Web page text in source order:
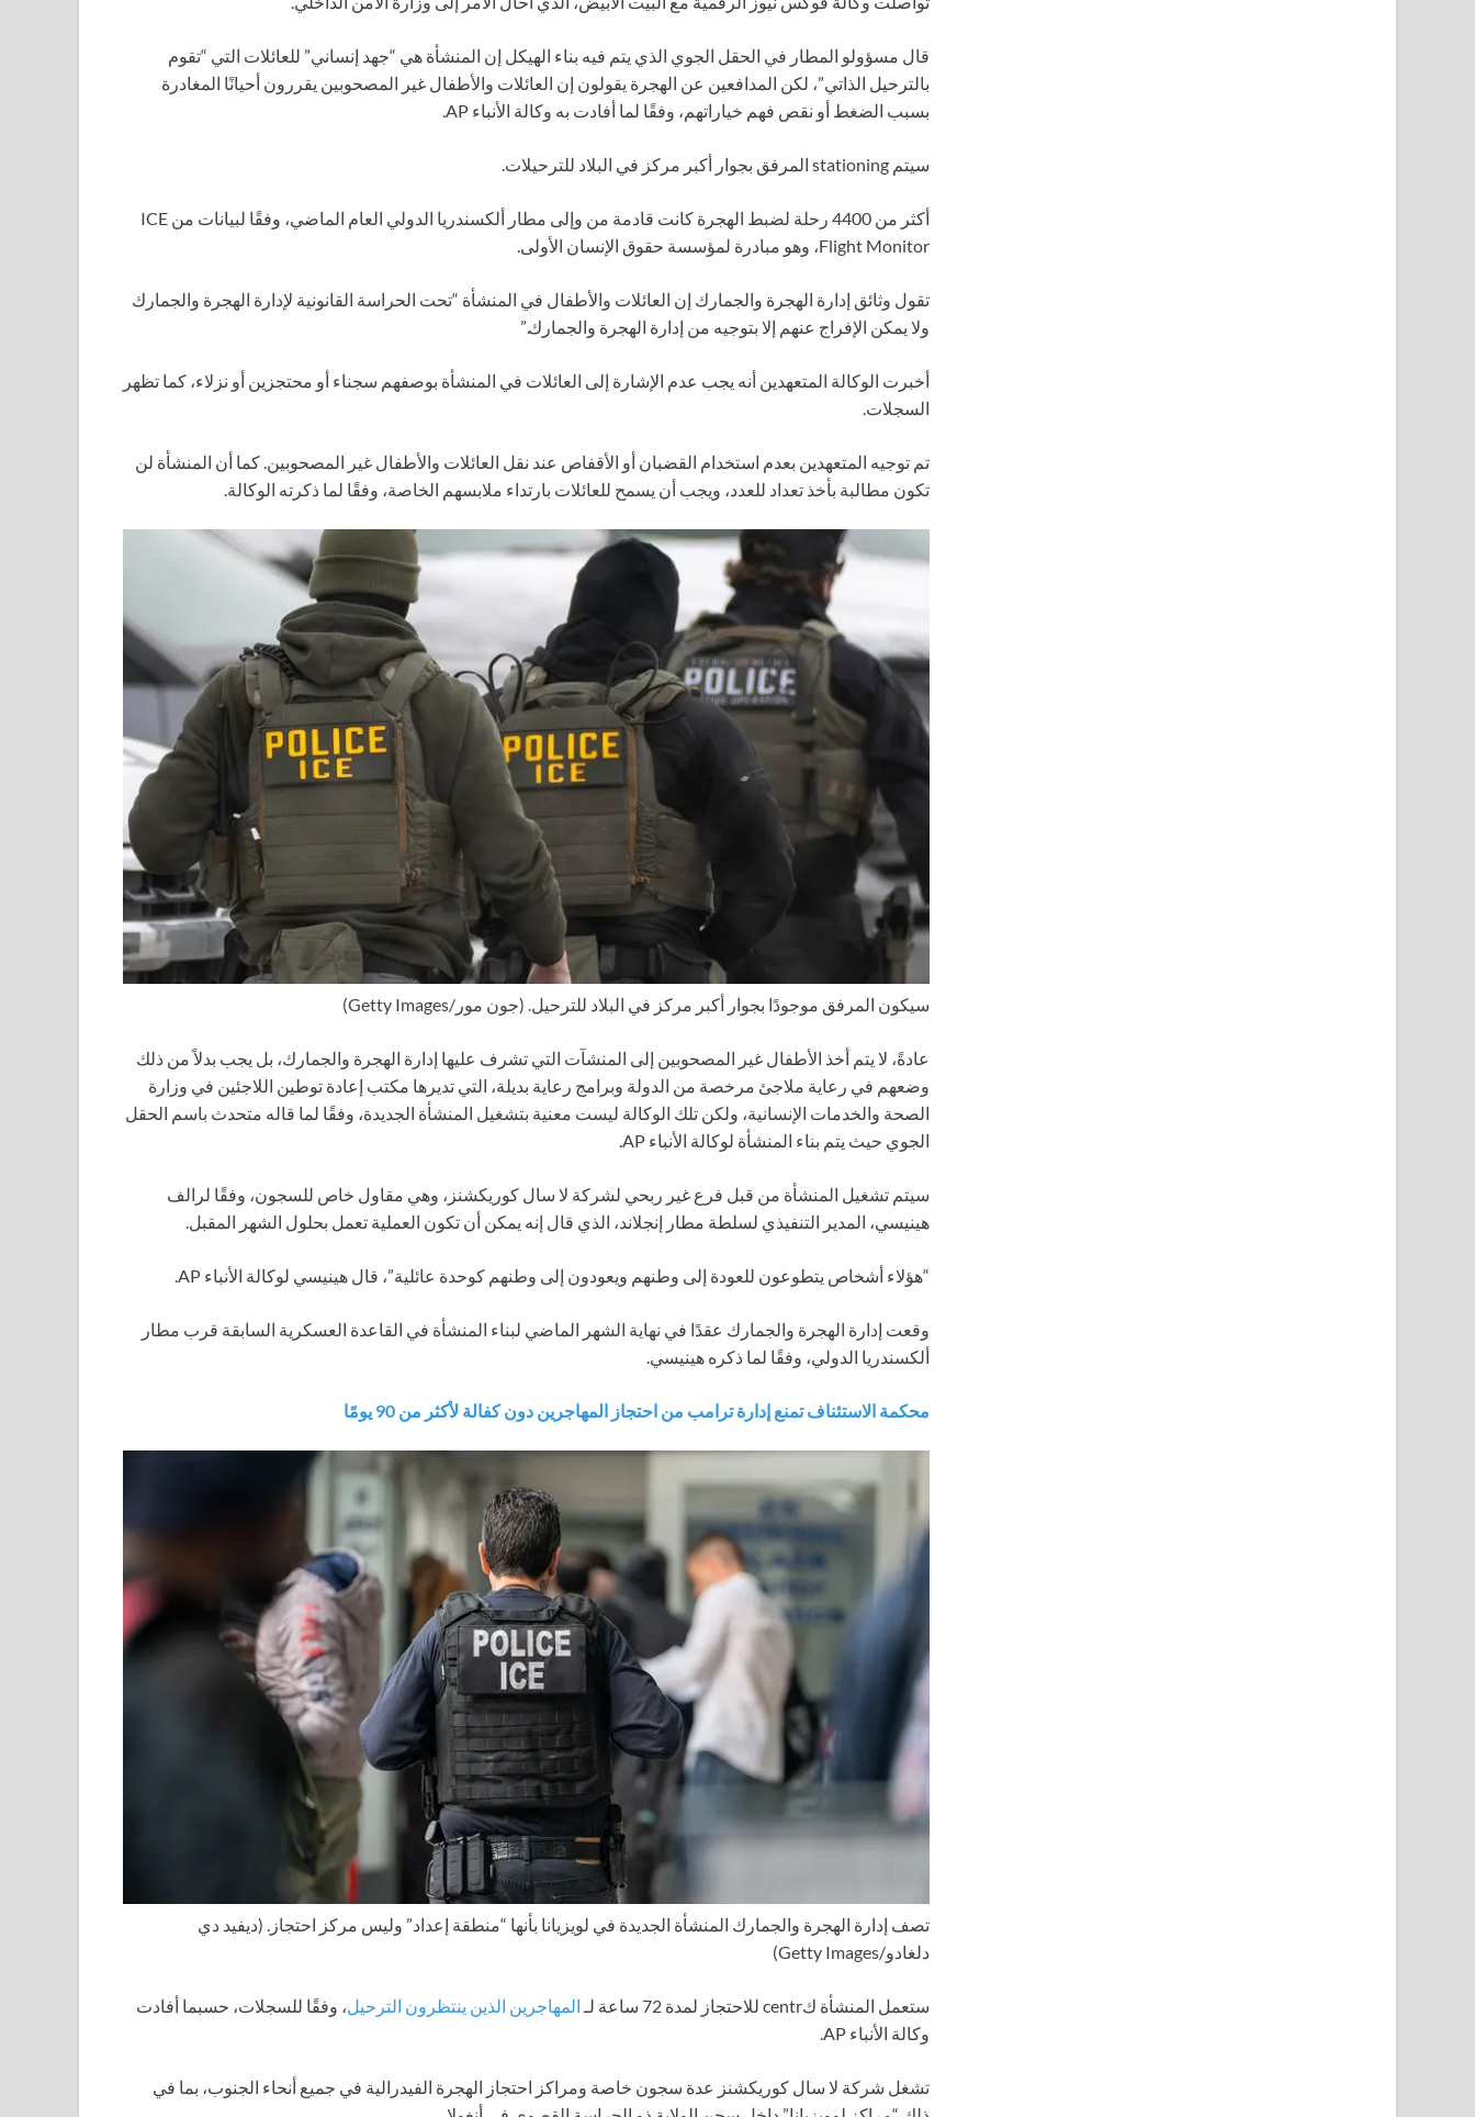
قال مسؤولو المطار في الحقل الجوي الذي يتم فيه بناء الهيكل إن المنشأة هي “جهد إنساني” للعائلات التي “تقوم
بالترحيل الذاتي”، لكن المدافعين عن الهجرة يقولون إن العائلات والأطفال غير المصحوبين يقررون أحيانًا المغادرة
بسبب الضغط أو نقص فهم خياراتهم، وفقًا لما أفادت به وكالة الأنباء AP.
سيتم stationing المرفق بجوار أكبر مركز في البلاد للترحيلات.
أكثر من 4400 رحلة لضبط الهجرة كانت قادمة من وإلى مطار ألكسندريا الدولي العام الماضي، وفقًا لبيانات من ICE
Flight Monitor، وهو مبادرة لمؤسسة حقوق الإنسان الأولى.
تقول وثائق إدارة الهجرة والجمارك إن العائلات والأطفال في المنشأة “تحت الحراسة القانونية لإدارة الهجرة والجمارك
ولا يمكن الإفراج عنهم إلا بتوجيه من إدارة الهجرة والجمارك.”
أخبرت الوكالة المتعهدين أنه يجب عدم الإشارة إلى العائلات في المنشأة بوصفهم سجناء أو محتجزين أو نزلاء، كما تظهر
السجلات.
تم توجيه المتعهدين بعدم استخدام القضبان أو الأقفاص عند نقل العائلات والأطفال غير المصحوبين. كما أن المنشأة لن
تكون مطالبة بأخذ تعداد للعدد، ويجب أن يسمح للعائلات بارتداء ملابسهم الخاصة، وفقًا لما ذكرته الوكالة.
سيكون المرفق موجودًا بجوار أكبر مركز في البلاد للترحيل. (جون مور/Getty Images)
عادةً، لا يتم أخذ الأطفال غير المصحوبين إلى المنشآت التي تشرف عليها إدارة الهجرة والجمارك، بل يجب بدلاً من ذلك
وضعهم في رعاية ملاجئ مرخصة من الدولة وبرامج رعاية بديلة، التي تديرها مكتب إعادة توطين اللاجئين في وزارة
الصحة والخدمات الإنسانية، ولكن تلك الوكالة ليست معنية بتشغيل المنشأة الجديدة، وفقًا لما قاله متحدث باسم الحقل
الجوي حيث يتم بناء المنشأة لوكالة الأنباء AP.
سيتم تشغيل المنشأة من قبل فرع غير ربحي لشركة لا سال كوريكشنز، وهي مقاول خاص للسجون، وفقًا لرالف
هينيسي، المدير التنفيذي لسلطة مطار إنجلاند، الذي قال إنه يمكن أن تكون العملية تعمل بحلول الشهر المقبل.
“هؤلاء أشخاص يتطوعون للعودة إلى وطنهم ويعودون إلى وطنهم كوحدة عائلية”، قال هينيسي لوكالة الأنباء AP.
وقعت إدارة الهجرة والجمارك عقدًا في نهاية الشهر الماضي لبناء المنشأة في القاعدة العسكرية السابقة قرب مطار
ألكسندريا الدولي، وفقًا لما ذكره هينيسي.
محكمة الاستئناف تمنع إدارة ترامب من احتجاز المهاجرين دون كفالة لأكثر من 90 يومًا
تصف إدارة الهجرة والجمارك المنشأة الجديدة في لويزيانا بأنها “منطقة إعداد” وليس مركز احتجاز. (ديفيد دي
دلغادو/Getty Images)
ستعمل المنشأة كcentr للاحتجاز لمدة 72 ساعة لـ المهاجرين الذين ينتظرون الترحيل، وفقًا للسجلات، حسبما أفادت
وكالة الأنباء AP.
تشغل شركة لا سال كوريكشنز عدة سجون خاصة ومراكز احتجاز الهجرة الفيدرالية في جميع أنحاء الجنوب، بما في